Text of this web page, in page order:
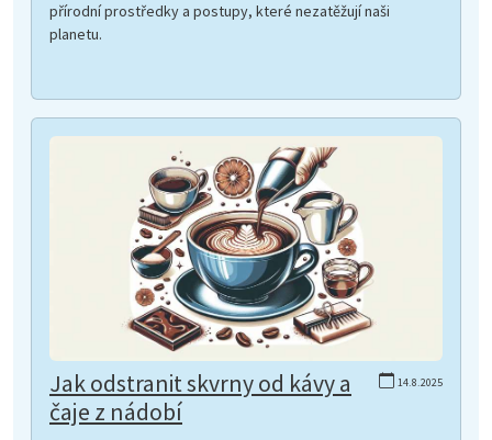
přírodní prostředky a postupy, které nezatěžují naši
planetu.
14.8.2025
Jak odstranit skvrny od kávy a
čaje z nádobí